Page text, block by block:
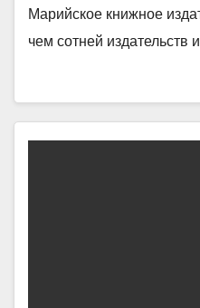
Марийское книжное
чем сотней издательств